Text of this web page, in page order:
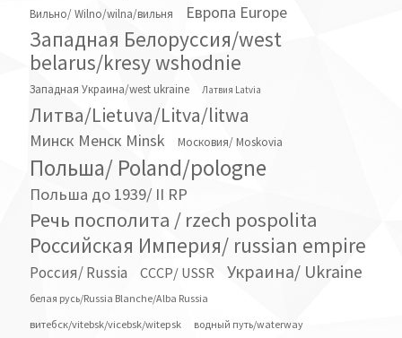
Вильно/ Wilno/wilna/вильня Европа Europe
Западная Белоруссия/west
belarus/kresy wshodnie
Западная Украина/west ukraine Латвия Latvia
Литва/Lietuva/Litva/litwa
Минск Менск Minsk Московия/ Moskovia
Польша/ Poland/pologne
Польша до 1939/ II RP
Речь посполита / rzech pospolita
Российская Империя/ russian empire
Россия/ Russia СССР/ USSR Украина/ Ukraine
белая русь/Russia Blanche/Alba Russia
витебск/vitebsk/vicebsk/witepsk
водный путь/waterway